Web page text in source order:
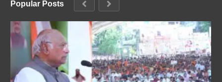
Popular Posts